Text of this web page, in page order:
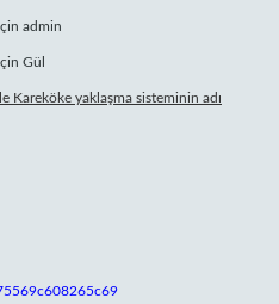
admin
Gül
Kareköke yaklaşma sisteminin adı